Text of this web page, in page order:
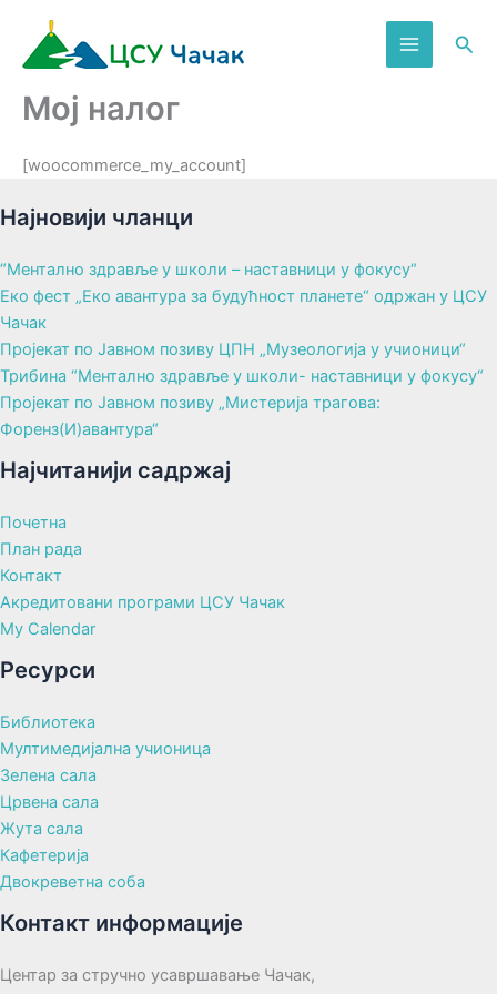
садржај
Moj налог
[woocommerce_my_account]
Најновији чланци
“Ментално здравље у школи – наставници у фокусу“
Еко фест „Еко авантура за будућност планете“ одржан у ЦСУ
Чачак
Пројекат по Јавном позиву ЦПН „Музеологија у учионици“
Трибина “Ментално здравље у школи- наставници у фокусу“
Пројекат по Јавном позиву „Мистерија трагова:
Форенз(И)авантура“
Најчитанији садржај
Почетна
План рада
Контакт
Акредитовани програми ЦСУ Чачак
My Calendar
Ресурси
Библиотека
Мултимедијална учионица
Зелена сала
Црвена сала
Жута сала
Кафетерија
Двокреветна соба
Контакт информације
Центар за стручно усавршавање Чачак,